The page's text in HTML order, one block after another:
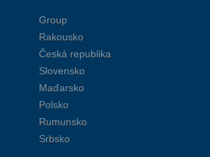
Group
Rakousko
Česká republika
Slovensko
Maďarsko
Polsko
Rumunsko
Srbsko